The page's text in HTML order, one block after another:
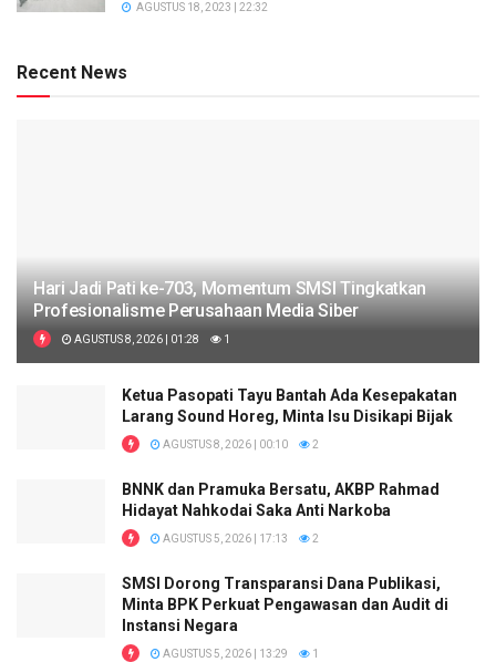
AGUSTUS 18, 2023 | 22:32
Recent News
Hari Jadi Pati ke-703, Momentum SMSI Tingkatkan
Profesionalisme Perusahaan Media Siber
AGUSTUS 8, 2026 | 01:28 1
Ketua Pasopati Tayu Bantah Ada Kesepakatan
Larang Sound Horeg, Minta Isu Disikapi Bijak
AGUSTUS 8, 2026 | 00:10 2
BNNK dan Pramuka Bersatu, AKBP Rahmad
Hidayat Nahkodai Saka Anti Narkoba
AGUSTUS 5, 2026 | 17:13 2
SMSI Dorong Transparansi Dana Publikasi,
Minta BPK Perkuat Pengawasan dan Audit di
Instansi Negara
AGUSTUS 5, 2026 | 13:29 1